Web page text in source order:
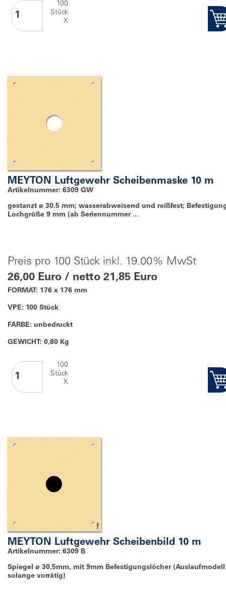
100
Stück
X
MEYTON Luftgewehr Scheibenmaske 10 m
Artikelnummer: 6309 GW
gestanzt ø 30.5 mm; wasserabweisend und reißfest;
Lochgröße 9 mm (ab Seriennummer ...
Preis pro 100 Stück inkl. 19.00% MwSt
26,00 Euro / netto 21,85 Euro
FORMAT: 176 x 176 mm
VPE: 100 Stück
FARBE: unbedruckt
GEWICHT: 0,80 Kg
100
Stück
X
MEYTON Luftgewehr Scheibenbild 10 m
Artikelnummer: 6309 B
Spiegel ø 30.5mm, mit 9mm Befestigungslöcher (Auslaufmodell
solange vorrätig)